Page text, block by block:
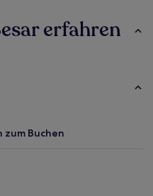
erfahren
Buchen